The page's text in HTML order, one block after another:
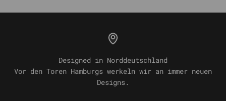
Designed in Norddeutschland
Vor den Toren Hamburgs werkeln wir an immer neuen
Designs.